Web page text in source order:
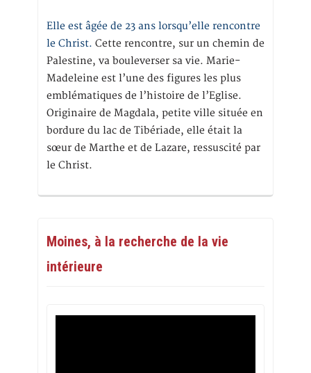
Elle est âgée de 23 ans lorsqu’elle rencontre
le Christ. Cette rencontre, sur un chemin de
Palestine, va bouleverser sa vie. Marie-
Madeleine est l’une des figures les plus
emblématiques de l’histoire de l’Eglise.
Originaire de Magdala, petite ville située en
bordure du lac de Tibériade, elle était la
sœur de Marthe et de Lazare, ressuscité par
le Christ.
Moines, à la recherche de la vie
intérieure